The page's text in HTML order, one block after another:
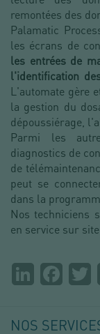
remontées des
Palamatic
les écrans de
les entrées de
l'identification
L'automate gère
la gestion du
dépoussiérage,
Parmi les
diagnostics de
de
peut se
dans la
Nos techniciens
en service sur
Partager
page
LinkedIn
NOS